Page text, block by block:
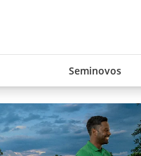
Seminovos